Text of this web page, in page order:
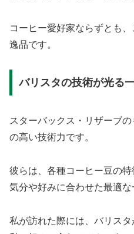
コーヒー愛好家ならずとも
逸品です。
バリスタの技術が光る
スターバックス・リザーブ
の高い技術力です。
彼らは、各種コーヒー豆の
気分や好みに合わせた最適な
私が訪れた際には、バリスタ